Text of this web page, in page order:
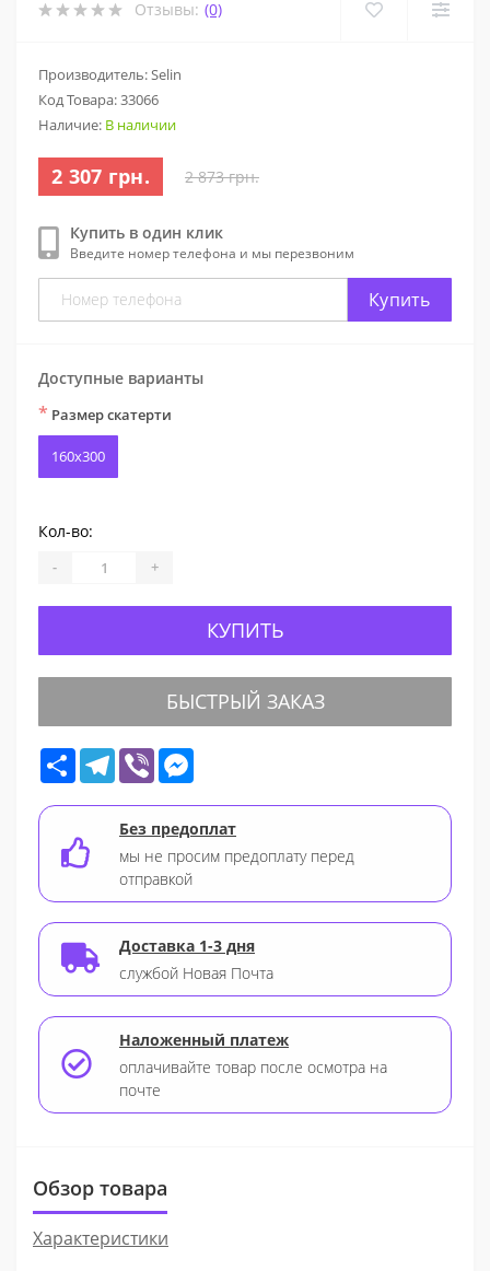
Отзывы: (0)
Производитель: Selin
Код Товара:33066
Наличие: В наличии
2 307 грн. 2 873 грн.
Купить в один клик
Введите номер телефона и мы перезвоним
Купить
Доступные варианты
* Размер скатерти
160x300
Кол-во:
- +
КУПИТЬ
БЫСТРЫЙ ЗАКАЗ
Share Telegram
Viber
Без предоплат
мы не просим предоплату перед
отправкой
Доставка 1-3 дня
службой Новая Почта
Наложенный платеж
оплачивайте товар после осмотра на
почте
Обзор товара
Характеристики